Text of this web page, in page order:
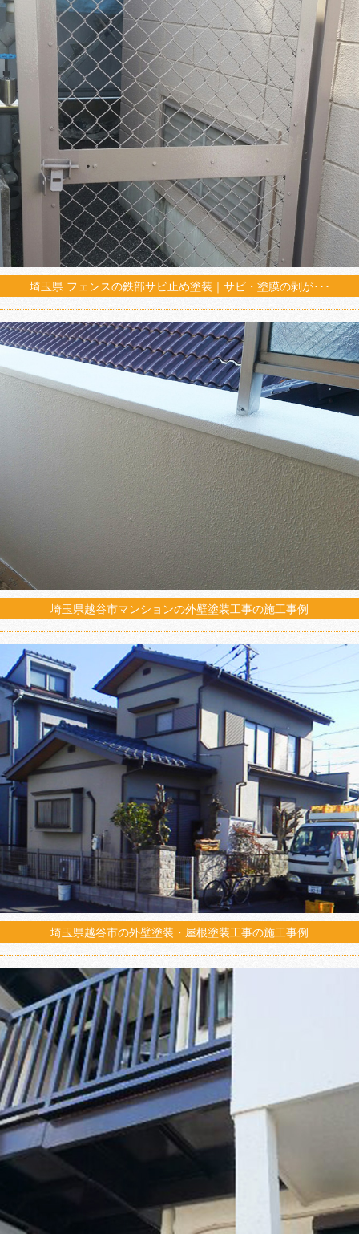
埼玉県 フェンスの鉄部サビ止め塗装｜サビ・塗膜の剥が･･･
埼玉県越谷市マンションの外壁塗装工事の施工事例
埼玉県越谷市の外壁塗装・屋根塗装工事の施工事例